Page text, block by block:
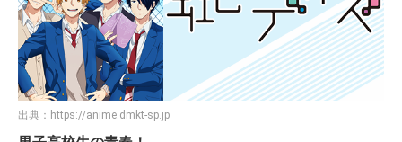
出典： https://anime.dmkt-sp.jp